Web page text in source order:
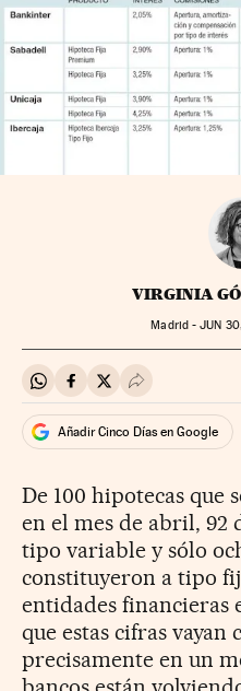
VIRGINIA
Madrid -JUN
Compartir en Whatsapp
Compartir en Facebook
Compartir en
Desplegar
Añadir Cinco Días en Google
De 100 hipotecas que
en el mes de abril, 92
tipo variable y sólo
constituyeron a tipo
entidades financieras
que estas cifras vayan
precisamente en un